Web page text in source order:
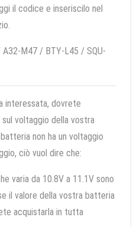
il codice e inseriscilo nel
M47 / BTY-L45 / SQU-
interessata, dovrete
voltaggio della vostra
non ha un voltaggio
ciò vuol dire che:
varia da 10.8V a 11.1V sono
il valore della vostra batteria
acquistarla in tutta